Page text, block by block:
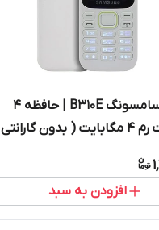
گوشی سامسونگ B310E | حافظه 4
مگابایت رم 4 مگابایت ( بدون گارانتی
افزودن به سبد